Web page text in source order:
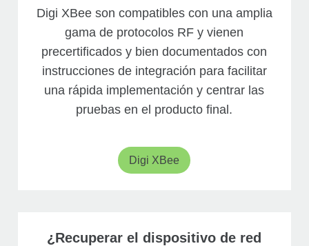
Digi XBee son compatibles con una amplia
gama de protocolos RF y vienen
precertificados y bien documentados con
instrucciones de integración para facilitar
una rápida implementación y centrar las
pruebas en el producto final.
Digi XBee
¿Recuperar el dispositivo de red